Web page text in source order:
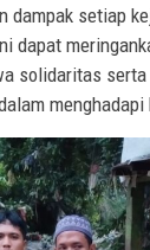
dampak setiap
dapat
solidaritas